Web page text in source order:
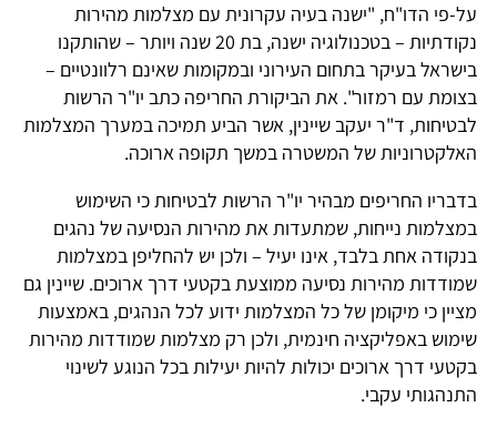
על-פי הדו"ח, "ישנה בעיה עקרונית עם מצלמות מהירות
נקודתיות – בטכנולוגיה ישנה, בת 20 שנה ויותר – שהותקנו
בישראל בעיקר בתחום העירוני ובמקומות שאינם רלוונטיים –
בצומת עם רמזור". את הביקורת החריפה כתב יו"ר הרשות
לבטיחות, ד"ר יעקב שיינין, אשר הביע תמיכה במערך המצלמות
האלקטרוניות של המשטרה במשך תקופה ארוכה.
בדבריו החריפים מבהיר יו"ר הרשות לבטיחות כי השימוש
במצלמות נייחות, שמתעדות את מהירות הנסיעה של נהגים
בנקודה אחת בלבד, אינו יעיל – ולכן יש להחליפן במצלמות
שמודדות מהירות נסיעה ממוצעת בקטעי דרך ארוכים. שיינין גם
מציין כי מיקומן של כל המצלמות ידוע לכל הנהגים, באמצעות
שימוש באפליקציה חינמית, ולכן רק מצלמות שמודדות מהירות
בקטעי דרך ארוכים יכולות להיות יעילות בכל הנוגע לשינוי
התנהגותי עקבי.